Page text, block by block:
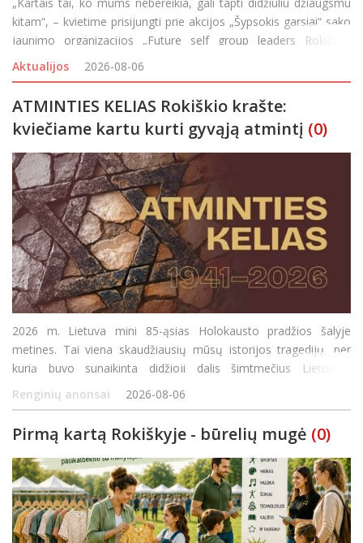
kitam“, – kvietime prisijungti prie akcijos „Šypsokis garsiai“ sako
jaunimo organizacijos „Future self group leaders Rokiškis“
nariai, kviečiantys perkrauti savo spintas ir padova
Aktualijos 2026-08-06
ATMINTIES KELIAS Rokiškio krašte:
kviečiame kartu kurti gyvąją atmintį (0)
2026 m. Lietuva mini 85-ąsias Holokausto pradžios šalyje
metines. Tai viena skaudžiausių mūsų istorijos tragedijų, per
kurią buvo sunaikinta didžioji dalis šimtmečius Lietuvoje
gyvenusių žydų bendruomenių. Skirtingai nei daugelyje Europos
šalių, Lietuvoje Holokaustas vyko čia p
Renginių anonsai 2026-08-06
Pirmą kartą Rokiškyje - būrelių mugė (0)